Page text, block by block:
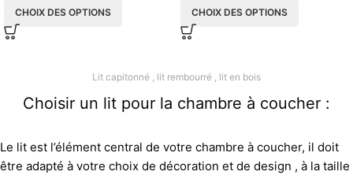
CHOIX DES OPTIONS CHOIX DES OPTIONS
Lit capitonné , lit rembourré , lit en bois
Choisir un lit pour la chambre à coucher :
Le lit est l’élément central de votre chambre à coucher, il doit
être adapté à votre choix de décoration et de design , à la taille